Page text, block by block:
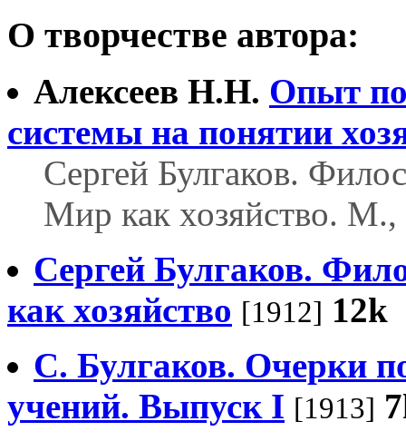
О творчестве автора:
Алексеев Н.Н. Опыт
системы на понятии
Сергей Булгаков.
Мир как хозяйство. М.,
Сергей Булгаков.
как хозяйство [1912] 12k
С. Булгаков. Очерки
учений. Выпуск I [1913]